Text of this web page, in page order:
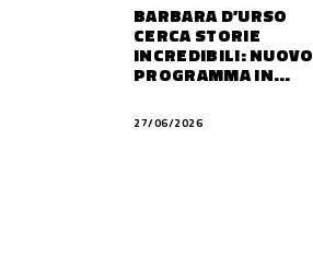
BARBARA D’URSO
CERCA STORIE
INCREDIBILI: NUOVO
PROGRAMMA IN
27/06/2026